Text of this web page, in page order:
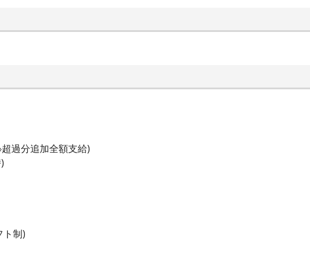
過分追加全額支給)
ト制)